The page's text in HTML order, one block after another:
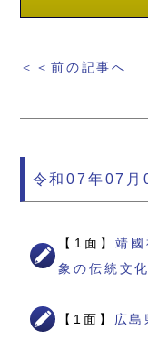
＜＜前の記事へ
令和07年07月
【1面】靖
象の伝統文
【1面】 広